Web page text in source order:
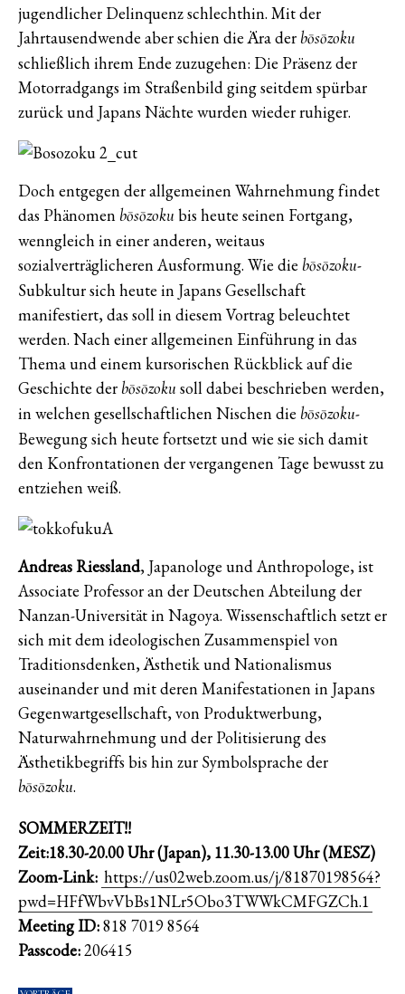
jugendlicher Delinquenz schlechthin. Mit der
Jahrtausendwende aber schien die Ära derbōsōzoku
schließlich ihrem Ende zuzugehen: Die Präsenz der
Motorradgangs im Straßenbild ging seitdem spürbar
zurück und Japans Nächte wurden wieder ruhiger.
Doch entgegen der allgemeinen Wahrnehmung findet
das Phänomenbōsōzokubis heute seinen Fortgang,
wenngleich in einer anderen, weitaus
sozialverträglicheren Ausformung. Wie die bōsōzoku-
Subkultur sich heute in Japans Gesellschaft
manifestiert, das soll in diesem Vortrag beleuchtet
werden. Nach einer allgemeinen Einführung in das
Thema und einem kursorischen Rückblick auf die
Geschichte derbōsōzokusoll dabei beschrieben werden,
in welchen gesellschaftlichen Nischen die bōsōzoku-
Bewegung sich heute fortsetzt und wie sie sich damit
den Konfrontationen der vergangenen Tage bewusst zu
entziehen weiß.
Andreas Riessland, Japanologe und Anthropologe, ist
Associate Professor an der Deutschen Abteilung der
Nanzan-Universität in Nagoya. Wissenschaftlich setzt er
sich mit dem ideologischen Zusammenspiel von
Traditionsdenken, Ästhetik und Nationalismus
auseinander und mit deren Manifestationen in Japans
Gegenwartgesellschaft, von Produktwerbung,
Naturwahrnehmung und der Politisierung des
Ästhetikbegriffs bis hin zur Symbolsprache der
bōsōzoku.
SOMMERZEIT!!
Zeit:18.30-20.00 Uhr (Japan), 11.30-13.00 Uhr (MESZ)
Zoom-Link: https://us02web.zoom.us/j/81870198564?
pwd=HFfWbvVbBs1NLr5Obo3TWWkCMFGZCh.1
Meeting ID:818 7019 8564
Passcode:206415